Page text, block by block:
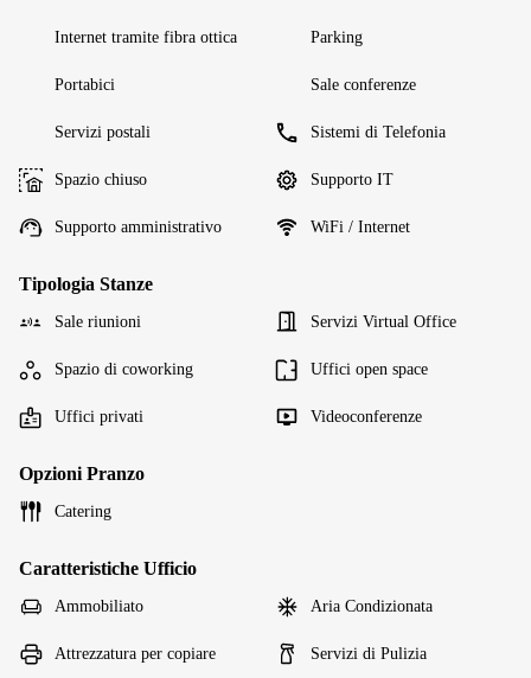
Internet tramite fibra ottica Parking
Portabici Sale conferenze
Servizi postali Sistemi di Telefonia
Spazio chiuso Supporto IT
Supporto amministrativo WiFi / Internet
Tipologia Stanze
Sale riunioni Servizi Virtual Office
Spazio di coworking Uffici open space
Uffici privati Videoconferenze
Opzioni Pranzo
Catering
Caratteristiche Ufficio
Ammobiliato Aria Condizionata
Attrezzatura per copiare Servizi di Pulizia